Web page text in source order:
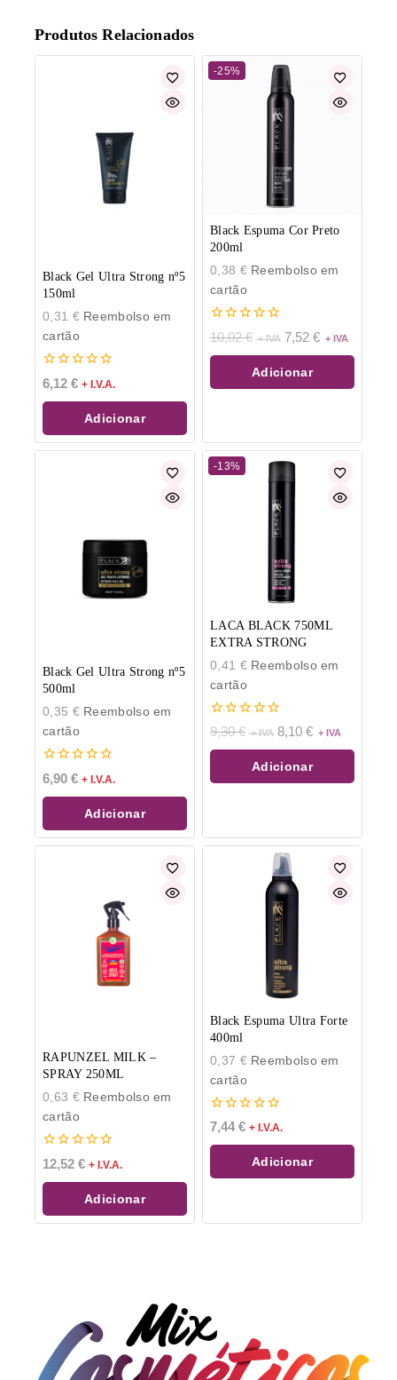
Produtos Relacionados
Black Gel Ultra Strong nº5
150ml
0,31 €Reembolso em
cartão
0
de
5
6,12 € + I.V.A.
Adicionar
-25%
Black Espuma Cor Preto
200ml
0,38 €Reembolso em
cartão
0
de
5
10,02€ 7,52 €
Adicionar
Black Gel Ultra Strong nº5
500ml
0,35 €Reembolso em
cartão
0
de
5
6,90 € + I.V.A.
Adicionar
-13%
LACA BLACK 750ML
EXTRA STRONG
0,41 €Reembolso em
cartão
0
de
5
9,30€ 8,10 €
Adicionar
RAPUNZEL MILK –
SPRAY 250ML
0,63 €Reembolso em
cartão
0
de
5
12,52 € + I.V.A.
Adicionar
Black Espuma Ultra Forte
400ml
0,37 €Reembolso em
cartão
0
de
5
7,44€ + I.V.A.
Adicionar